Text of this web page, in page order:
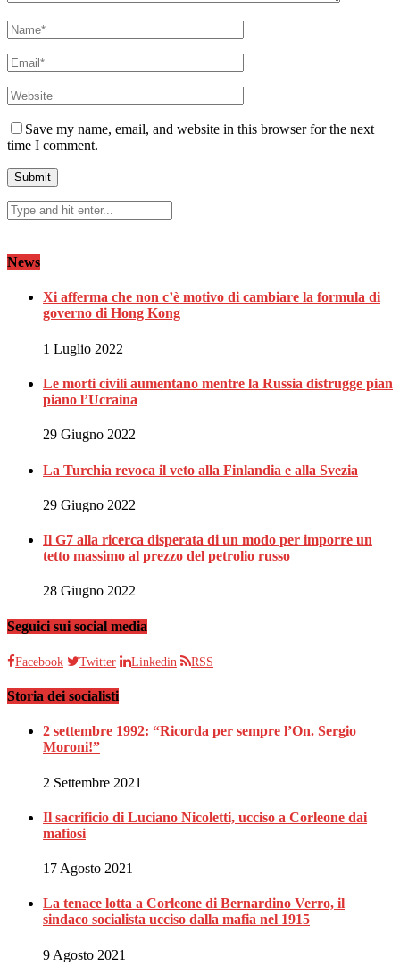
Save my name, email, and website in this browser for the next
time I comment.
News
Xi afferma che non c’è motivo di cambiare la formula di
governo di Hong Kong
1 Luglio 2022
Le morti civili aumentano mentre la Russia distrugge pian
piano l’Ucraina
29 Giugno 2022
La Turchia revoca il veto alla Finlandia e alla Svezia
29 Giugno 2022
Il G7 alla ricerca disperata di un modo per imporre un
tetto massimo al prezzo del petrolio russo
28 Giugno 2022
Seguici sui social media
Facebook Twitter Linkedin RSS
Storia dei socialisti
2 settembre 1992: “Ricorda per sempre l’On. Sergio
Moroni!”
2 Settembre 2021
Il sacrificio di Luciano Nicoletti, ucciso a Corleone dai
mafiosi
17 Agosto 2021
La tenace lotta a Corleone di Bernardino Verro, il
sindaco socialista ucciso dalla mafia nel 1915
9 Agosto 2021